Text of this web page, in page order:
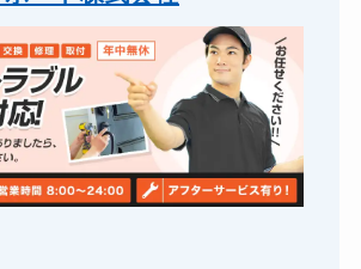
5,500円～(税込)
け 5,500円～(税込)
成 別途お見積り
5,500円～(税込)
開け 6,600円～(税込)